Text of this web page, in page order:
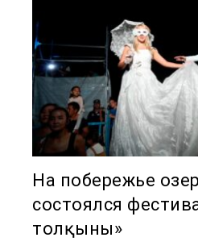
На побережье
состоялся
толқыны»